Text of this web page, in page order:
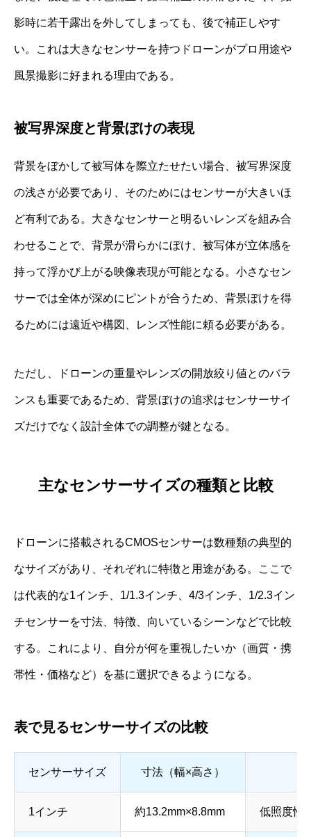
影時に若干露出を外してしまっても、後で補正しやす
い。これは大きなセンサーを持つドローンがプロ用途や
風景撮影に好まれる理由である。
被写界深度と背景ぼけの表現
背景をぼかして被写体を際立たせたい場合、被写界深度
の浅さが必要であり、そのためにはセンサーが大きいほ
ど有利である。大きなセンサーと明るいレンズを組み合
わせることで、背景が滑らかにぼけ、被写体が立体感を
持って浮かび上がる映像表現が可能となる。小さなセン
サーでは全体が深めにピントが合うため、背景ぼけを得
るためには遠近や構図、レンズ性能に頼る必要がある。
ただし、ドローンの重量やレンズの開放絞り値とのバラ
ンスも重要であるため、背景ぼけの追求はセンサーサイ
ズだけでなく設計全体での調整が鍵となる。
主なセンサーサイズの種類と比較
ドローンに搭載されるCMOSセンサーは数種類の典型的
なサイズがあり、それぞれに特徴と用途がある。ここで
は代表的な1インチ、1/1.3インチ、4/3インチ、1/2.3イン
チセンサーを寸法、特徴、向いているシーンなどで比較
する。これにより、自分が何を重視したいか（画質・携
帯性・価格など）を基に選択できるようになる。
表で見るセンサーサイズの比較
センサーサイズ 寸法（幅×高さ）
1インチ 約13.2mm×8.8mm 低照度性